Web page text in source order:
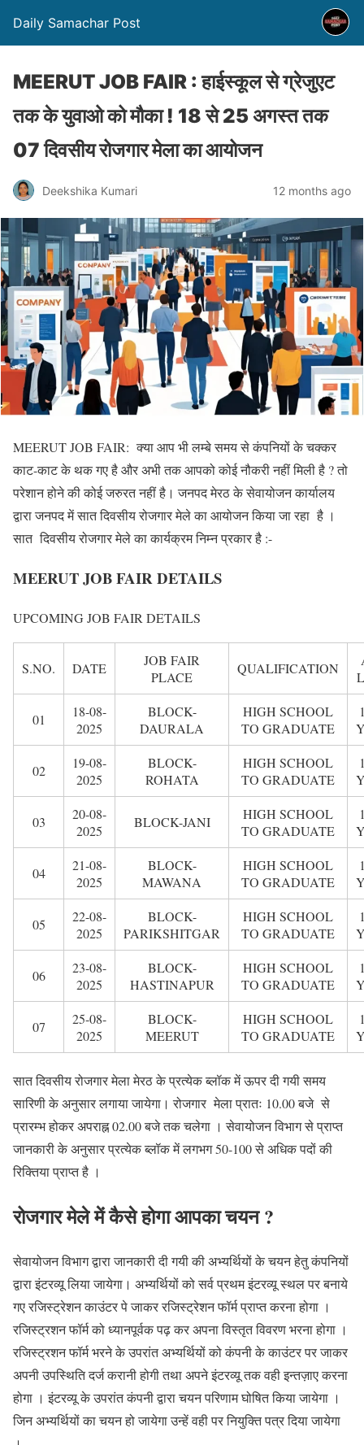
Daily Samachar Post
MEERUT JOB FAIR : हाईस्कूल से ग्रेजुएट
तक के युवाओ को मौका ! 18 से 25 अगस्त तक
07 दिवसीय रोजगार मेला का आयोजन
Deekshika Kumari 12 months ago
MEERUT JOB FAIR: क्या आप भी लम्बे समय से कंपनियों के चक्कर
काट-काट के थक गए है और अभी तक आपको कोई नौकरी नहीं मिली है ? तो
परेशान होने की कोई जरुरत नहीं है। जनपद मेरठ के सेवायोजन कार्यालय
द्वारा जनपद में सात दिवसीय रोजगार मेले का आयोजन किया जा रहा है ।
सात दिवसीय रोजगार मेले का कार्यक्रम निम्न प्रकार है :-
MEERUT JOB FAIR DETAILS
UPCOMING JOB FAIR DETAILS
S.NO. DATE
JOB FAIR
PLACE
QUALIFICATION
01
18-08-
2025
BLOCK-
DAURALA
HIGH SCHOOL
TO GRADUATE
02
19-08-
2025
BLOCK-
ROHATA
HIGH SCHOOL
TO GRADUATE
03
20-08-
2025
BLOCK-JANI
HIGH SCHOOL
TO GRADUATE
04
21-08-
2025
BLOCK-
MAWANA
HIGH SCHOOL
TO GRADUATE
05
22-08-
2025
BLOCK-
PARIKSHITGAR
HIGH SCHOOL
TO GRADUATE
06
23-08-
2025
BLOCK-
HASTINAPUR
HIGH SCHOOL
TO GRADUATE
07
25-08-
2025
BLOCK-
MEERUT
HIGH SCHOOL
TO GRADUATE
सात दिवसीय रोजगार मेला मेरठ के प्रत्येक ब्लॉक में ऊपर दी गयी समय
सारिणी के अनुसार लगाया जायेगा। रोजगार मेला प्रातः 10.00 बजे से
प्रारम्भ होकर अपराह्न 02.00 बजे तक चलेगा । सेवायोजन विभाग से प्राप्त
जानकारी के अनुसार प्रत्येक ब्लॉक में लगभग 50-100 से अधिक पदों की
रिक्तिया प्राप्त है ।
रोजगार मेले में कैसे होगा आपका चयन ?
सेवायोजन विभाग द्वारा जानकारी दी गयी की अभ्यर्थियों के चयन हेतु कंपनियों
द्वारा इंटरव्यू लिया जायेगा। अभ्यर्थियों को सर्व प्रथम इंटरव्यू स्थल पर बनाये
गए रजिस्ट्रेशन काउंटर पे जाकर रजिस्ट्रेशन फॉर्म प्राप्त करना होगा ।
रजिस्ट्रशन फॉर्म को ध्यानपूर्वक पढ़ कर अपना विस्तृत विवरण भरना होगा ।
रजिस्ट्रशन फॉर्म भरने के उपरांत अभ्यर्थियों को कंपनी के काउंटर पर जाकर
अपनी उपस्थिति दर्ज करानी होगी तथा अपने इंटरव्यू तक वही इन्तज़ाए करना
होगा । इंटरव्यू के उपरांत कंपनी द्वारा चयन परिणाम घोषित किया जायेगा ।
जिन अभ्यर्थियों का चयन हो जायेगा उन्हें वही पर नियुक्ति पत्र दिया जायेगा